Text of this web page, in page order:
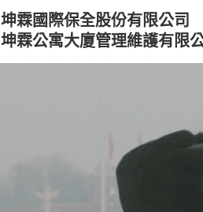
坤霖國際保全股份有限公司
坤霖公寓大廈管理維護有限